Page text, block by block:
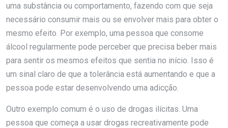
uma substância ou comportamento, fazendo com que seja
necessário consumir mais ou se envolver mais para obter o
mesmo efeito. Por exemplo, uma pessoa que consome
álcool regularmente pode perceber que precisa beber mais
para sentir os mesmos efeitos que sentia no início. Isso é
um sinal claro de que a tolerância está aumentando e que a
pessoa pode estar desenvolvendo uma adicção.
Outro exemplo comum é o uso de drogas ilícitas. Uma
pessoa que começa a usar drogas recreativamente pode